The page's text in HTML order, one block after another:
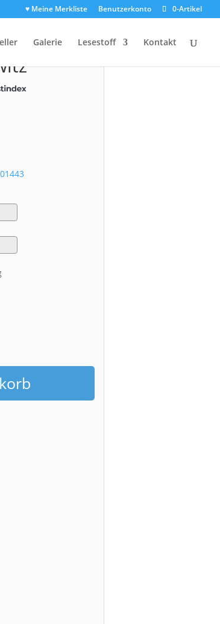
♥ Meine Merkliste Benutzerkonto 0-Artikel
Galerie Lesestoff Kontakt
01443